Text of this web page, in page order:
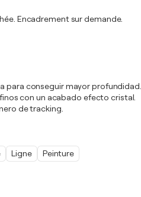
Encadrement sur demande.
para conseguir mayor profundidad.
con un acabado efecto cristal.
de tracking.
Ligne Peinture